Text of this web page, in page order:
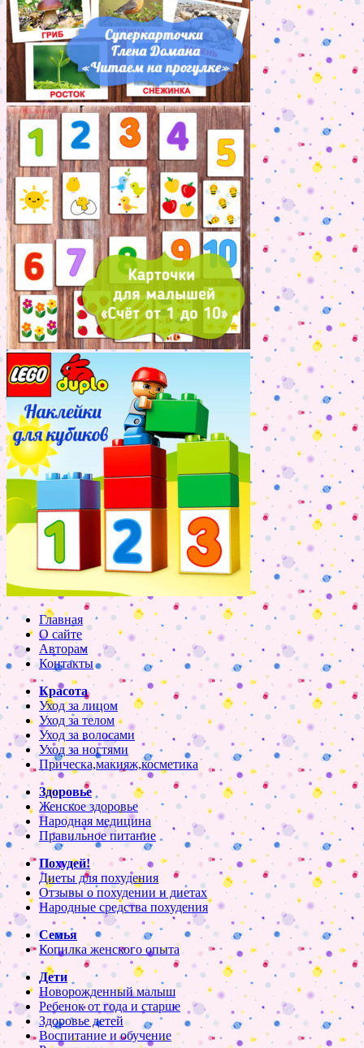
Главная
О сайте
Авторам
Контакты
Красота
Уход за лицом
Уход за телом
Уход за волосами
Уход за ногтями
Прическа,макияж,косметика
Здоровье
Женское здоровье
Народная медицина
Правильное питание
Похудей!
Диеты для похудения
Отзывы о похудении и диетах
Народные средства похудения
Семья
Копилка женского опыта
Дети
Новорожденный малыш
Ребенок от года и старше
Здоровье детей
Воспитание и обучение